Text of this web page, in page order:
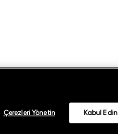
Çerezleri Yönetin Kabul Edin